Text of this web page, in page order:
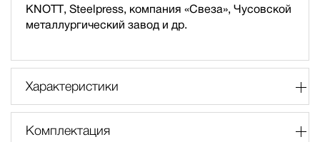
KNOTT, Steelpress, компания «Свеза», Чусовской
металлургический завод и др.
Характеристики
Комплектация